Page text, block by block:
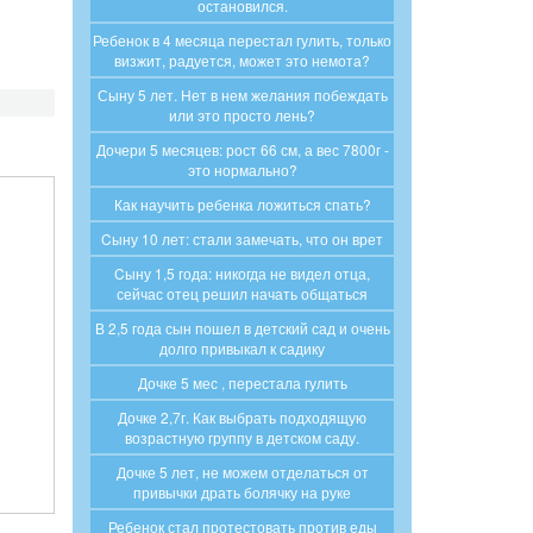
остановился.
Ребенок в 4 месяца перестал гулить, только
визжит, радуется, может это немота?
Сыну 5 лет. Нет в нем желания побеждать
или это просто лень?
Дочери 5 месяцев: рост 66 см, а вес 7800г -
это нормально?
Как научить ребенка ложиться спать?
Cыну 10 лет: стали замечать, что он врет
Cыну 1,5 года: никогда не видел отца,
сейчас отец решил начать общаться
В 2,5 года сын пошел в детский сад и очень
долго привыкал к садику
Дочке 5 мес , перестала гулить
Дочке 2,7г. Как выбрать подходящую
возрастную группу в детском саду.
Дочке 5 лет, не можем отделаться от
привычки драть болячку на руке
Ребенок стал протестовать против еды